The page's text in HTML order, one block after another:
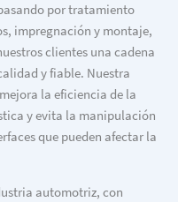
por tratamiento
impregnación y montaje,
clientes una cadena
y fiable. Nuestra
la eficiencia de la
y evita la manipulación
que pueden afectar la
automotriz, con